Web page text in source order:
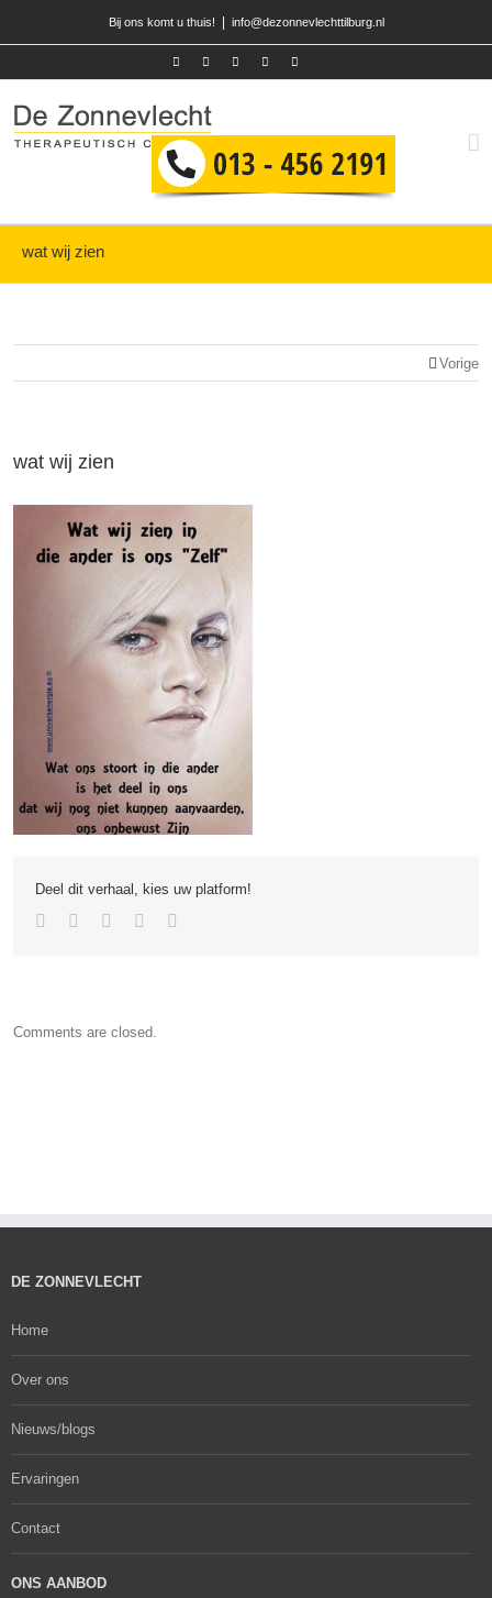
Bij ons komt u thuis! info@dezonnevlechttilburg.nl
wat wij zien
Vorige
wat wij zien
Deel dit verhaal, kies uw platform!
Comments are closed.
DE ZONNEVLECHT
Home
Over ons
Nieuws/blogs
Ervaringen
Contact
ONS AANBOD